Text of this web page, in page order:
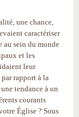
une chance,
caractériser
au sein du monde
et les
leur
rapport à la
tendance à un
courants
Église ? Sous